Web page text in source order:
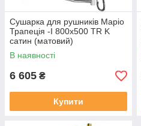
Сушарка для рушників Маріо
Трапеція -I 800х500 TR K
сатин (матовий)
В наявності
6 605 ₴
Купити